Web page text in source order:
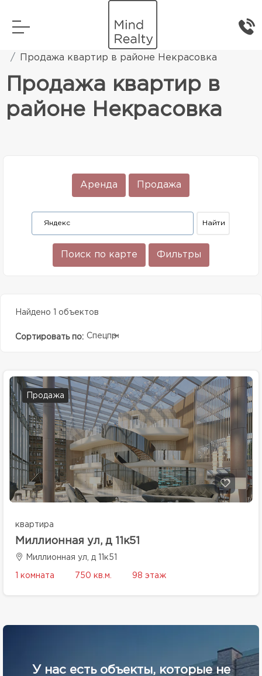
Элитная жилая недвижимость
Продажа квартир в районе Некрасовка
Продажа квартир в
районе Некрасовка
Аренда Продажа
Поиск по карте Фильтры
Найдено 1 объектов
Сортировать по: Спецпредолжение
Продажа
квартира
Миллионная ул, д 11к51
Миллионная ул, д 11к51
1 комната 750 кв.м. 98 этаж
У нас есть объекты, которые не